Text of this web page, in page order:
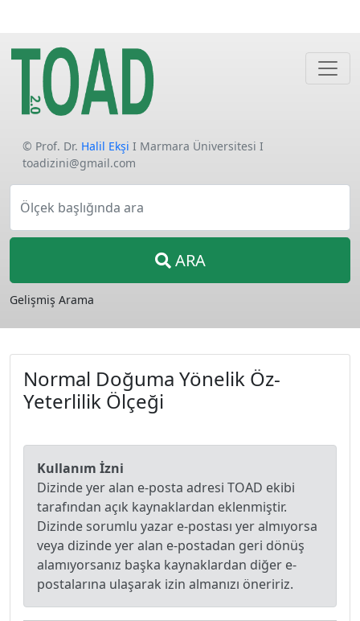
© Prof. Dr. Halil Ekşi I Marmara Üniversitesi I
toadizini@gmail.com
Ölçek başlığında ara
ARA
Gelişmiş Arama
Normal Doğuma Yönelik Öz-
Yeterlilik Ölçeği
Kullanım İzni
Dizinde yer alan e-posta adresi TOAD ekibi
tarafından açık kaynaklardan eklenmiştir.
Dizinde sorumlu yazar e-postası yer almıyorsa
veya dizinde yer alan e-postadan geri dönüş
alamıyorsanız başka kaynaklardan diğer e-
postalarına ulaşarak izin almanızı öneririz.